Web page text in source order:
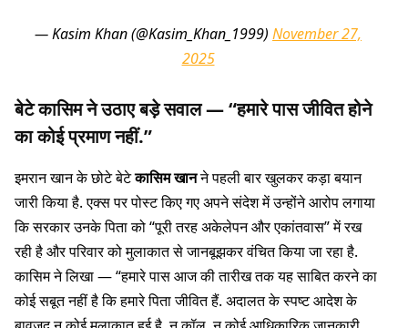
— Kasim Khan (@Kasim_Khan_1999) November 27,
2025
बेटे कासिम ने उठाए बड़े सवाल — “हमारे पास जीवित होने
का कोई प्रमाण नहीं.”
इमरान खान के छोटे बेटेकासिम खानने पहली बार खुलकर कड़ा बयान
जारी किया है. एक्स पर पोस्ट किए गए अपने संदेश में उन्होंने आरोप लगाया
कि सरकार उनके पिता को “पूरी तरह अकेलेपन और एकांतवास” में रख
रही है और परिवार को मुलाकात से जानबूझकर वंचित किया जा रहा है.
कासिम ने लिखा — “हमारे पास आज की तारीख तक यह साबित करने का
कोई सबूत नहीं है कि हमारे पिता जीवित हैं. अदालत के स्पष्ट आदेश के